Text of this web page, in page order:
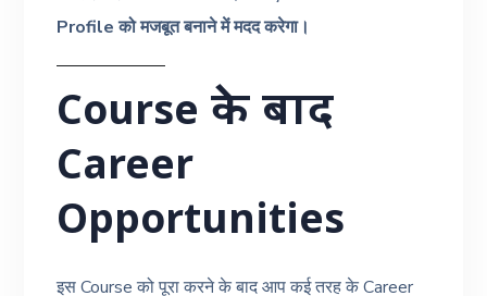
Profile को मजबूत बनाने में मदद करेगा।
Course के बाद
Career
Opportunities
इस Course को पूरा करने के बाद आप कई तरह के Career